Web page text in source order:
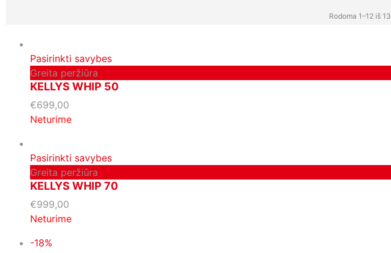
Rodoma 1–12 iš 13
Pasirinkti savybes
Greita peržiūra
KELLYS WHIP 50
€699,00
Neturime
Pasirinkti savybes
Greita peržiūra
KELLYS WHIP 70
€999,00
Neturime
-18%